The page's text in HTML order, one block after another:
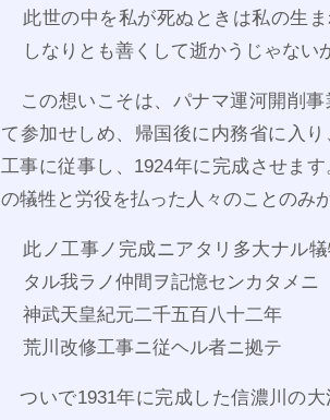
此世の中を私が死ぬときは私の生
しなりとも善くして逝かうじゃない
この想いこそは、パナマ運河開削事
て参加せしめ、帰国後に内務省に入
工事に従事し、1924年に完成させま
の犠牲と労役を払った人々のことのみ
此ノ工事ノ完成ニアタリ多大ナル
タル我ラノ仲間ヲ記憶センカタメニ
神武天皇紀元二千五百八十二年
荒川改修工事ニ従ヘル者ニ拠テ
ついで1931年に完成した信濃川の